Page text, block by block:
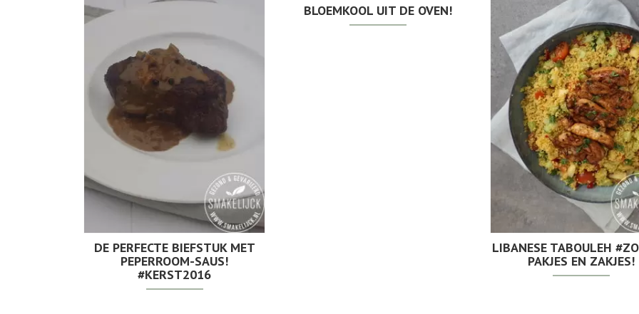
DE PERFECTE BIEFSTUK MET
PEPERROOM-SAUS!
#KERST2016
BLOEMKOOL UIT DE OVEN!
LIBANESE TABOULEH
PAKJES EN ZAKJES!